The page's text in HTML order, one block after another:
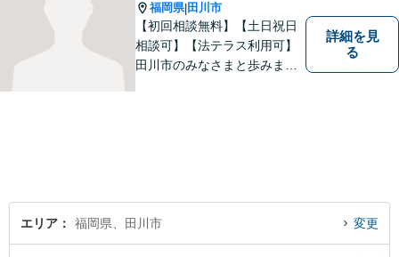
福岡県|田川市
【初回相談無料】【土日祝日
相談可】【法テラス利用可】
田川市のみなさまと歩みま
詳細を見
る
エリア 福岡県、田川市 変更